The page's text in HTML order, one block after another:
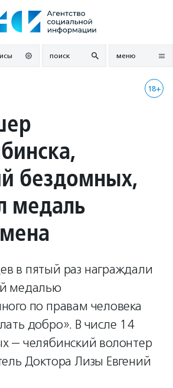
поиск меню
18+
бездомных,
медаль
в пятый раз награждали
медалью
по правам человека
добро». В числе 14
— челябинский волонтер
Доктора Лизы Евгений